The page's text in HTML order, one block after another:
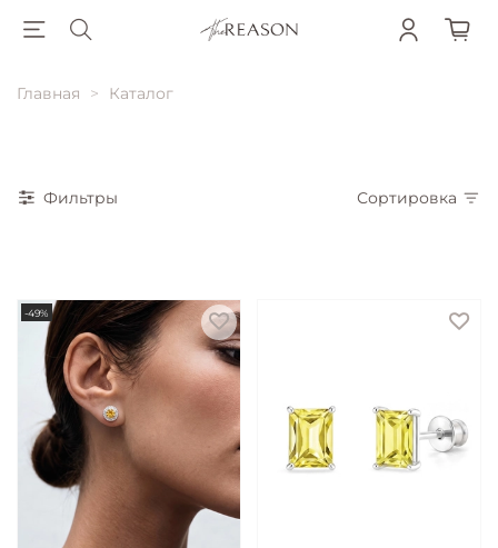
Главная Каталог
Фильтры Сортировка
-49%